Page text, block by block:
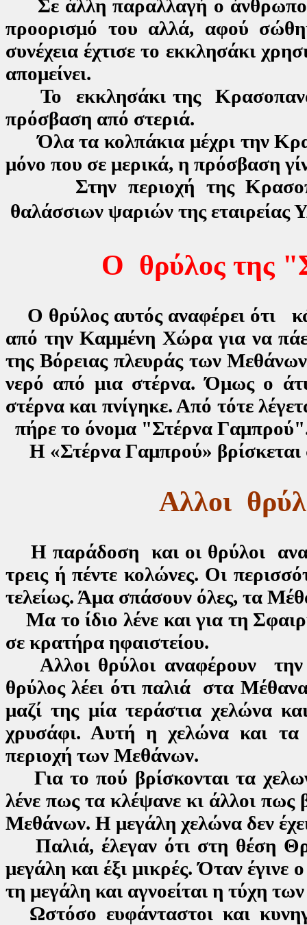
Σε άλλη παραλλαγή ο άνθρωπος
προορισμό του αλλά, αφού
συνέχεια έχτισε το εκκλησάκι
απομείνει.
Το εκκλησάκι της
πρόσβαση από στεριά.
Όλα τα κολπάκια μέχρι την
μόνο που σε μερικά, η πρόσβαση
Στην περιοχή της
θαλάσσιων ψαριών της
Ο θρύλος της
Ο θρύλος αυτός αναφέρει ότι
από την Καμμένη Χώρα για να
της Βόρειας πλευράς των
νερό από μια στέρνα. Όμως ο
στέρνα και πνίγηκε. Από τότε
πήρε το όνομα "Στέρνα
Η «Στέρνα Γαμπρού» βρίσκεται
Αλλοι
Η παράδοση και οι θρύλοι
τρεις ή πέντε κολώνες. Οι
τελείως. Άμα σπάσουν όλες, τα
Μα το ίδιο λένε και για τη
σε κρατήρα ηφαιστείου.
Αλλοι θρύλοι αναφέρουν την
θρύλος λέει ότι παλιά στα
μαζί της μία τεράστια χελώνα
χρυσάφι. Αυτή η χελώνα και τα
περιοχή των Μεθάνων.
Για το πού βρίσκονται τα
λένε πως τα κλέψανε κι άλλοι πως
Μεθάνων. Η μεγάλη χελώνα δεν
Παλιά, έλεγαν ότι στη θέση
μεγάλη και έξι μικρές. Όταν
τη μεγάλη και αγνοείται η τύχη
Ωστόσο ευφάνταστοι και